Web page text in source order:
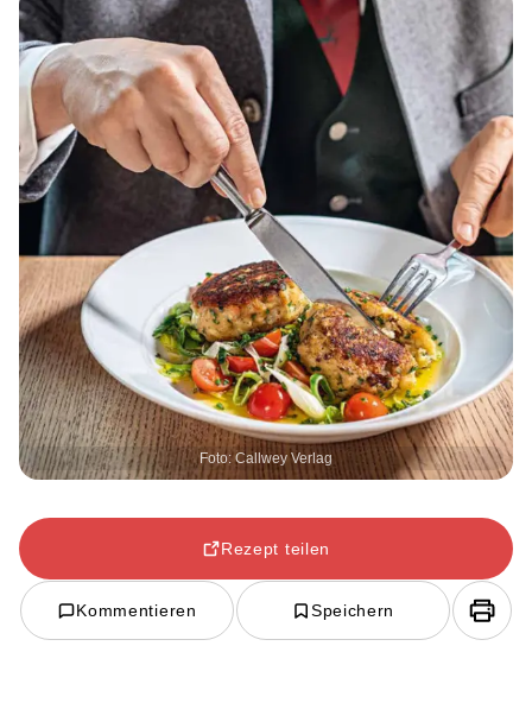
Foto: Callwey Verlag
Rezept teilen
Kommentieren Speichern